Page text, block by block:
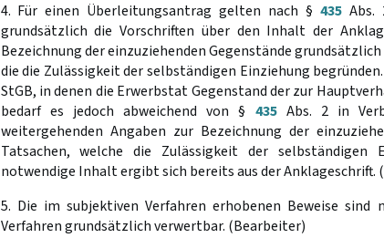
4. Für einen Überleitungsantrag gelten nach § 435Abs.
grundsätzlich die Vorschriften über den Inhalt der
Bezeichnung der einzuziehenden Gegenstände
die die Zulässigkeit der selbständigen Einziehung
StGB, in denen die Erwerbstat Gegenstand der zur
bedarf es jedoch abweichend von § 435Abs. 2 in
weitergehenden Angaben zur Bezeichnung der
Tatsachen, welche die Zulässigkeit der selbständigen
notwendige Inhalt ergibt sich bereits aus der Anklageschrift.
5. Die im subjektiven Verfahren erhobenen Beweise
Verfahren grundsätzlich verwertbar. (Bearbeiter)